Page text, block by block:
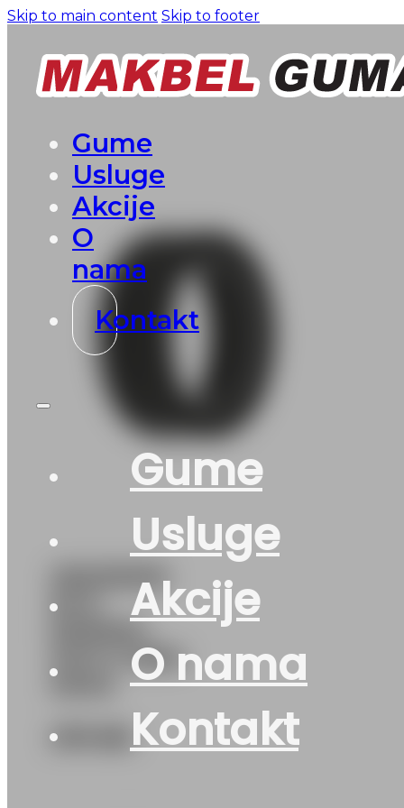
Skip to main content Skip to footer
Gume
Usluge
Akcije
O
nama
Kontakt
Gume
Usluge
Akcije
O nama
Kontakt
255/55R18
M+S
SUV-2 109H
SAVA
275